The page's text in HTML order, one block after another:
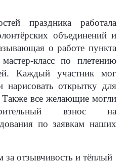
праздника работала
объединений и
о работе пункта
класс по плетению
Каждый участник мог
нарисовать открытку для
все желающие могли
взнос на
по заявкам наших
за отзывчивость и тёплый